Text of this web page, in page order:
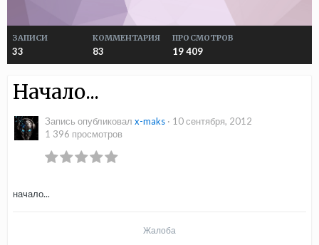
ЗАПИСИ
33
КОММЕНТАРИЯ
83
ПРОСМОТРОВ
19 409
Начало...
Запись опубликовал x-maks · 10 сентября, 2012
1 396 просмотров
начало...
Жалоба